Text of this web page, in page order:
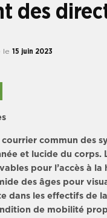
des
le 15 juin 2023
commun des
et lucide du
pour l’accès à
des âges pour
dans les effectifs de
de mobilité